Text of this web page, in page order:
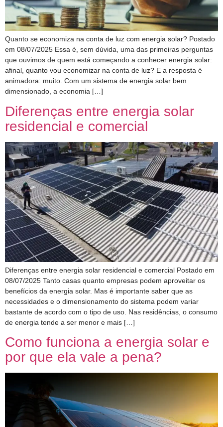
Quanto se economiza na conta de luz com energia solar? Postado
em 08/07/2025 Essa é, sem dúvida, uma das primeiras perguntas
que ouvimos de quem está começando a conhecer energia solar:
afinal, quanto vou economizar na conta de luz? E a resposta é
animadora: muito. Com um sistema de energia solar bem
dimensionado, a economia […]
Diferenças entre energia solar
residencial e comercial
Diferenças entre energia solar residencial e comercial Postado em
08/07/2025 Tanto casas quanto empresas podem aproveitar os
benefícios da energia solar. Mas é importante saber que as
necessidades e o dimensionamento do sistema podem variar
bastante de acordo com o tipo de uso. Nas residências, o consumo
de energia tende a ser menor e mais […]
Como funciona a energia solar e
por que ela vale a pena?